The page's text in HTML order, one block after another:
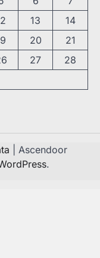
13
14
20
21
27
28
| Ascendoor
.